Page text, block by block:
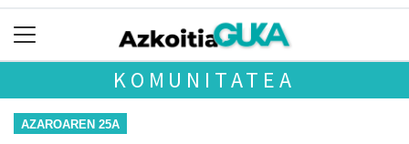
KOMUNITATEA
AZAROAREN 25A